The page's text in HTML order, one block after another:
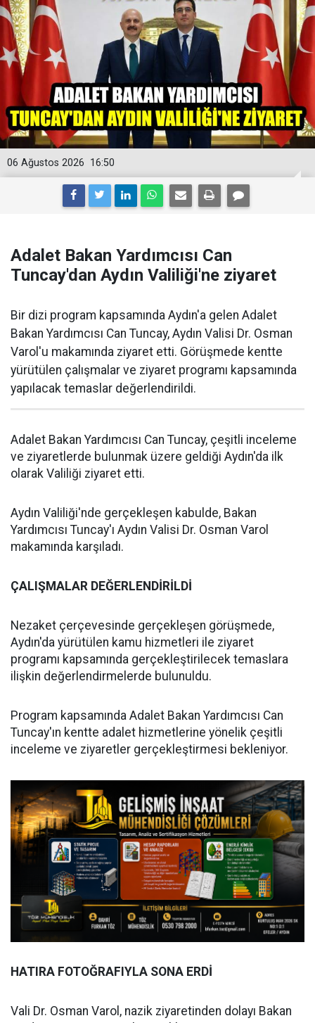
16:50
06 Ağustos 2026
Adalet Bakan Yardımcısı Can
Tuncay'dan Aydın Valiliği'ne ziyaret
Bir dizi program kapsamında Aydın'a gelen Adalet
Bakan Yardımcısı Can Tuncay, Aydın Valisi Dr. Osman
Varol'u makamında ziyaret etti. Görüşmede kentte
yürütülen çalışmalar ve ziyaret programı kapsamında
yapılacak temaslar değerlendirildi.
Adalet Bakan Yardımcısı Can Tuncay, çeşitli inceleme
ve ziyaretlerde bulunmak üzere geldiği Aydın'da ilk
olarak Valiliği ziyaret etti.
Aydın Valiliği'nde gerçekleşen kabulde, Bakan
Yardımcısı Tuncay'ı Aydın Valisi Dr. Osman Varol
makamında karşıladı.
ÇALIŞMALAR DEĞERLENDİRİLDİ
Nezaket çerçevesinde gerçekleşen görüşmede,
Aydın'da yürütülen kamu hizmetleri ile ziyaret
programı kapsamında gerçekleştirilecek temaslara
ilişkin değerlendirmelerde bulunuldu.
Program kapsamında Adalet Bakan Yardımcısı Can
Tuncay'ın kentte adalet hizmetlerine yönelik çeşitli
inceleme ve ziyaretler gerçekleştirmesi bekleniyor.
HATIRA FOTOĞRAFIYLA SONA ERDİ
Vali Dr. Osman Varol, nazik ziyaretinden dolayı Bakan